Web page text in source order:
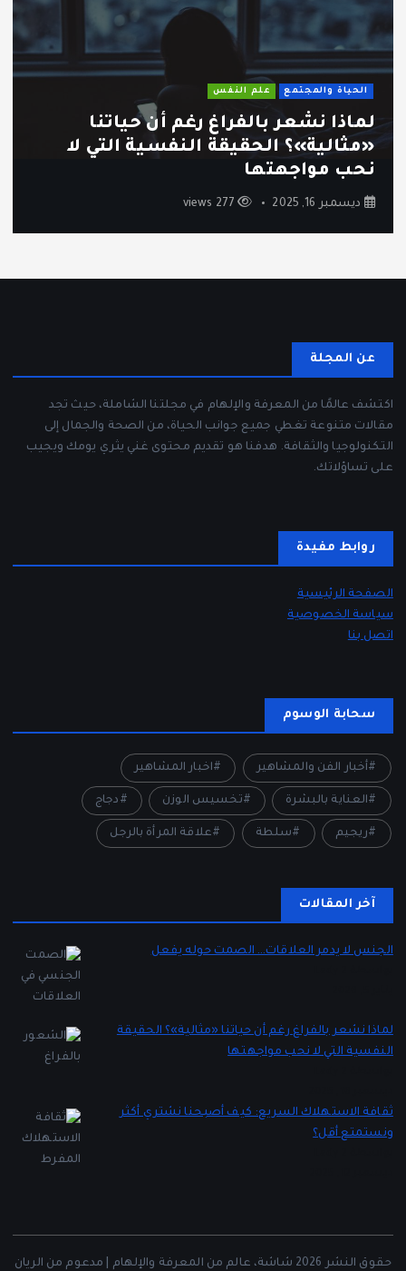
الحياة والمجتمع علم النفس
ثقافة الاستهلاك السريع: كيف أصبحنا
نشتري أكثر ونستمتع أقل؟
ديسمبر 12, 2025 243 views
عن المجلة
اكتشف عالمًا من المعرفة والإلهام في مجلتنا الشاملة، حيث تجد
مقالات متنوعة تغطي جميع جوانب الحياة، من الصحة والجمال إلى
التكنولوجيا والثقافة. هدفنا هو تقديم محتوى غني يثري يومك ويجيب
على تساؤلاتك.
روابط مفيدة
الصفحة الرئيسية
سياسة الخصوصية
اتصل بنا
سحابة الوسوم
أخبار الفن والمشاهير اخبار المشاهير
العناية بالبشرة تخسيس الوزن دجاج
ريجيم سلطة علاقة المرأة بالرجل
آخر المقالات
الجنس لا يدمر العلاقات… الصمت حوله يفعل
لماذا نشعر بالفراغ رغم أن حياتنا «مثالية»؟ الحقيقة
النفسية التي لا نحب مواجهتها
ثقافة الاستهلاك السريع: كيف أصبحنا نشتري أكثر
ونستمتع أقل؟
حقوق النشر 2026 شاشة، عالم من المعرفة والإلهام | مدعوم من الريان